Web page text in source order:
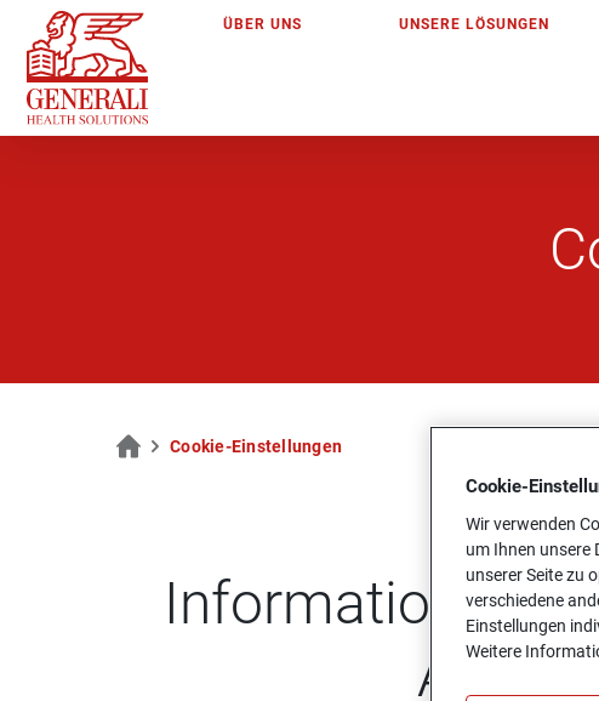
ÜBER UNS UN­SE­RE LÖ­SUN­GEN
Coo­kie-Ein­stel­lun­gen
Infor­ma­tio­nen
Cookie-­
Wir verwenden
um Ihnen unsere
unserer Seite zu
verschiedene
Einstellungen
Weitere